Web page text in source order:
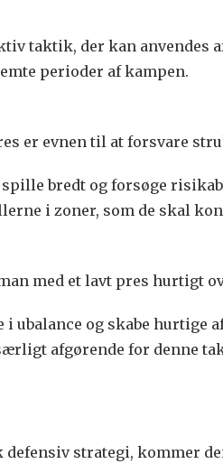
taktik, der kan
perioder af kampen.
er evnen til at forsvare
bredt og forsøge
i zoner, som de skal
med et lavt pres hurtigt
ubalance og skabe hurtige
afgørende for denne
strategi, kommer